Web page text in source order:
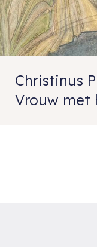
Christinus
Vrouw met